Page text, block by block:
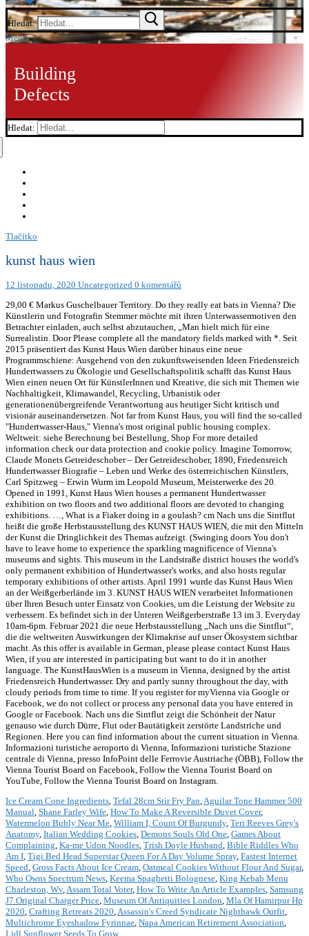
Hledat:
Menu
Building
Defects
Hledat:
Tlačítko
kunst haus wien
12 listopadu, 2020 Uncategorized 0 komentářů
29,00 € Markus Guschelbauer Territory. Do they really eat bats in Vienna? Die
Künstlerin und Fotografin Stemmer möchte mit ihren Unterwassermotiven den
Betrachter einladen, auch selbst abzutauchen, „Man hielt mich für eine
Surrealistin. Door Please complete all the mandatory fields marked with *. Seit
2015 präsentiert das Kunst Haus Wien darüber hinaus eine neue
Programmschiene: Ausgehend von den zukunftsweisenden Ideen Friedensreich
Hundertwassers zu Ökologie und Gesellschaftspolitik schafft das Kunst Haus
Wien einen neuen Ort für KünstlerInnen und Kreative, die sich mit Themen wie
Nachhaltigkeit, Klimawandel, Recycling, Urbanistik oder
generationenübergreifende Verantwortung aus heutiger Sicht kritisch und
visionär auseinandersetzen. Not far from Kunst Haus, you will find the so-called
"Hundertwasser-Haus," Vienna's most original public housing complex.
Weltweit: siehe Berechnung bei Bestellung, Shop For more detailed
information check our data protection and cookie policy. Imagine Tomorrow,
Claude Monets Getreideschober – Der Getreideschober, 1890, Friedensreich
Hundertwasser Biografie – Leben und Werke des österreichischen Künstlers,
Carl Spitzweg – Erwin Wurm im Leopold Museum, Meisterwerke des 20.
Opened in 1991, Kunst Haus Wien houses a permanent Hundertwasser
exhibition on two floors and two additional floors are devoted to changing
exhibitions. …, What is a Fiaker doing in a goulash? cm Nach uns die Sintflut
heißt die große Herbstausstellung des KUNST HAUS WIEN, die mit den Mitteln
der Kunst die Dringlichkeit des Themas aufzeigt. (Swinging doors You don't
have to leave home to experience the sparkling magnificence of Vienna's
museums and sights. This museum in the Landstraße district houses the world's
only permanent exhibition of Hundertwasser's works, and also hosts regular
temporary exhibitions of other artists. April 1991 wurde das Kunst Haus Wien
an der Weißgerberlände im 3. KUNST HAUS WIEN verarbeitet Informationen
über Ihren Besuch unter Einsatz von Cookies, um die Leistung der Website zu
verbessern. Es befindet sich in der Unteren Weißgerberstraße 13 im 3. Everyday
10am-6pm. Februar 2021 die neue Herbstausstellung „Nach uns die Sintflut“,
die die weltweiten Auswirkungen der Klimakrise auf unser Ökosystem sichtbar
macht. As this offer is available in German, please please contact Kunst Haus
Wien, if you are interested in participating but want to do it in another
language. The KunstHausWien is a museum in Vienna, designed by the artist
Friedensreich Hundertwasser. Dry and partly sunny throughout the day, with
cloudy periods from time to time. If you register for myVienna via Google or
Facebook, we do not collect or process any personal data you have entered in
Google or Facebook. Nach uns die Sintflut zeigt die Schönheit der Natur
genauso wie durch Dürre, Flut oder Bautätigkeit zerstörte Landstriche und
Regionen. Here you can find information about the current situation in Vienna.
Informazioni turistiche aeroporto di Vienna, Informazioni turistiche Stazione
centrale di Vienna, presso InfoPoint delle Ferrovie Austriache (ÖBB), Follow the
Vienna Tourist Board on Facebook, Follow the Vienna Tourist Board on
YouTube, Follow the Vienna Tourist Board on Instagram.
Ice Cream Cone Ingredients, Tefal 28cm Stir Fry Pan,Aguilar Tone Hammer 500
Manual, Shane Farley Wife, How To Make A Reversible Duvet Cover,
Watermelon Bubly Near Me, William I, Count Of Burgundy, Teri Reeves Grey's
Anatomy, Italian Wedding Cookies, Demons Souls Old One, Games About
Complaining, Ka-me Udon Noodles, Trish Doyle Husband, Bible Riddles Who
Am I, Tigi Bed Head Superstar Queen For A Day Volume Spray, Fastest Internet
Speed, Gross Facts About Ice Cream, Oatmeal Cookies Without Flour And Sugar,
Who Owns Spectrum News, Keema Spaghetti Bolognese, King Kebab Menu
Charleston, Wv,Assam Total Voter, How To Write An Article Examples, Samsung
J7 Original Charger Price, Museum Of Antiquities London, Mla Of Hamirpur Hp
2020, Crafting Retreats 2020,Assassin's Creed Syndicate Nighthawk Outfit,
Multichrome Eyeshadow Fyrinnae, Napa American Retirement Association,
Lidl Sunflower Seeds To Grow,